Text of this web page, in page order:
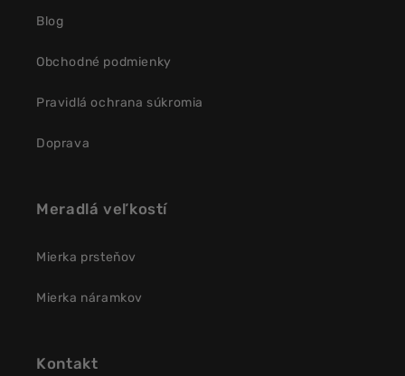
Blog
Obchodné podmienky
Pravidlá ochrana súkromia
Doprava
Meradlá veľkostí
Mierka prsteňov
Mierka náramkov
Kontakt